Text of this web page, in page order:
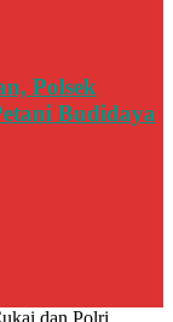
Polsek
Budidaya